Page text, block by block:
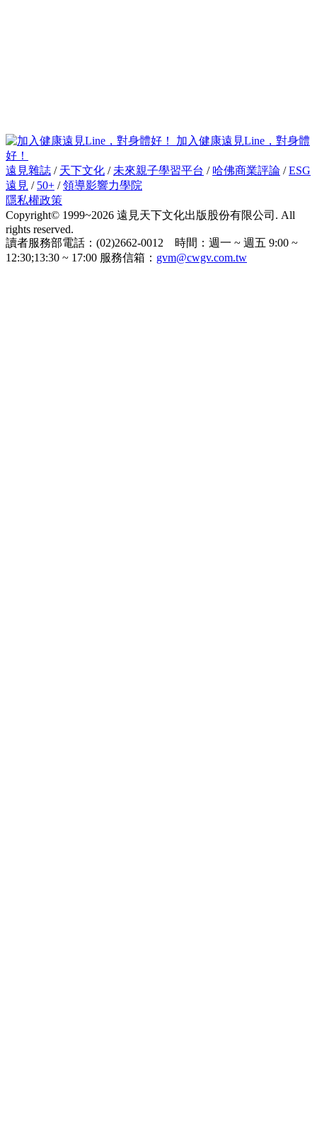
加入健康遠見Line，對身體
好！
遠見雜誌 / 天下文化 / 未來親子學習平台 / 哈佛商業評論 /ESG
遠見 / 50+ /領導影響力學院
隱私權政策
Copyright© 1999~2026 遠見天下文化出版股份有限公司. All
rights reserved.
讀者服務部電話：(02)2662-0012 時間：週一 ~ 週五 9:00 ~
12:30;13:30 ~ 17:00 服務信箱： gvm@cwgv.com.tw